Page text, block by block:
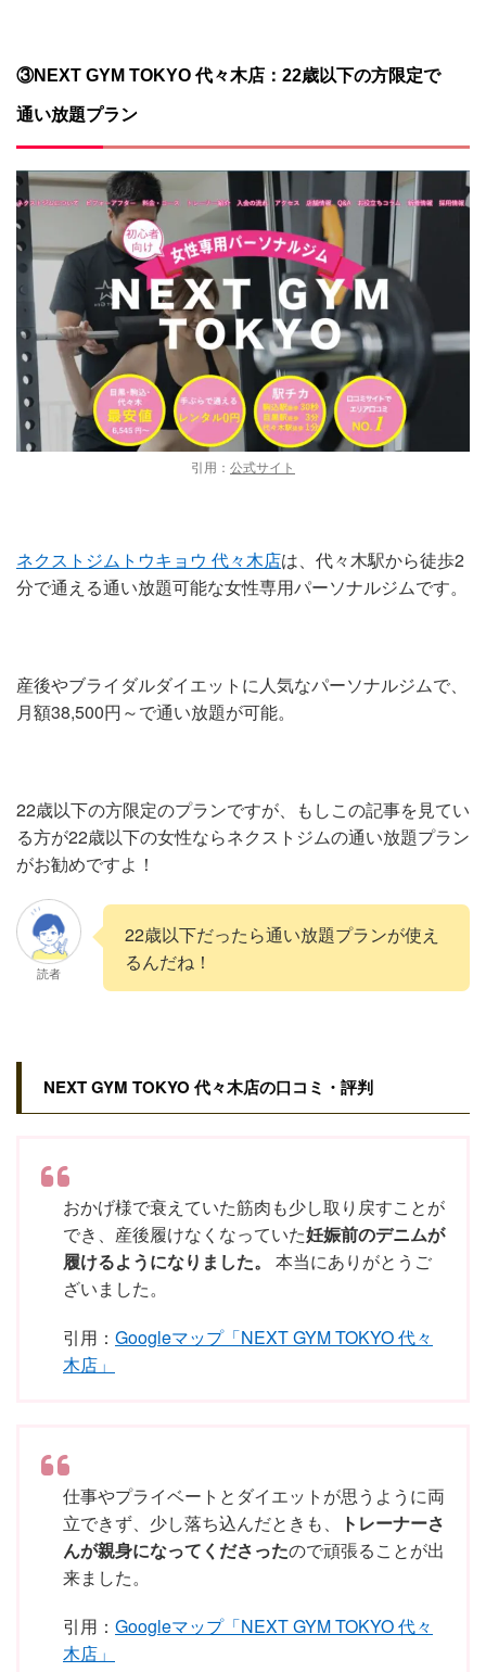
③NEXT GYM TOKYO 代々木店：22歳以下の方限定で
通い放題プラン
引用： 公式サイト
ネクストジムトウキョウ 代々木店は、代々木駅から徒歩2
分で通える通い放題可能な女性専用パーソナルジムです。
産後やブライダルダイエットに人気なパーソナルジムで、
月額38,500円～で通い放題が可能。
22歳以下の方限定のプランですが、もしこの記事を見てい
る方が22歳以下の女性ならネクストジムの通い放題プラン
がお勧めですよ！
読者
22歳以下だったら通い放題プランが使え
るんだね！
NEXT GYM TOKYO 代々木店の口コミ・評判
おかげ様で衰えていた筋肉も少し取り戻すことが
でき、産後履けなくなっていた妊娠前のデニムが
履けるようになりました。
本当にありがとうご
ざいました。
引用： Googleマップ「NEXT GYM TOKYO 代々
木店」
仕事やプライベートとダイエットが思うように両
立できず、少し落ち込んだときも、
トレーナーさ
んが親身になってくださったので頑張ることが出
来ました。
引用： Googleマップ「NEXT GYM TOKYO 代々
木店」